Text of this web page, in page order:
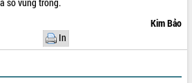
Kim Bảo
In